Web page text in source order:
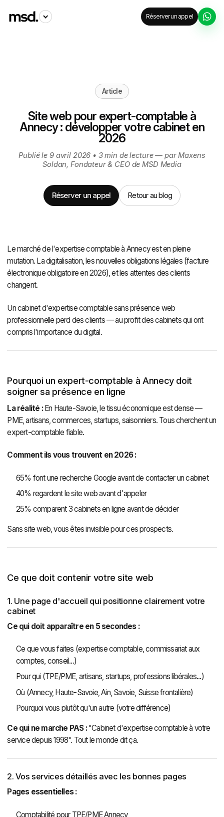
Réserver un appel
Article
Site web pour expert-comptable à
Annecy : développer votre cabinet en
2026
Publié le 9 avril 2026 • 3 min de lecture — parMaxens
Soldan, Fondateur & CEO de MSD Media
Réserver un appel Retour au blog
Le marché de l'expertise comptable à Annecy est en pleine
mutation. La digitalisation, les nouvelles obligations légales (facture
électronique obligatoire en 2026), et les attentes des clients
changent.
Un cabinet d'expertise comptable sans présence web
professionnelle perd des clients — au profit des cabinets qui ont
compris l'importance du digital.
Pourquoi un expert-comptable à Annecy doit
soigner sa présence en ligne
La réalité :En Haute-Savoie, le tissu économique est dense —
PME, artisans, commerces, startups, saisonniers. Tous cherchent un
expert-comptable fiable.
Comment ils vous trouvent en 2026 :
65% font une recherche Google avant de contacter un cabinet
40% regardent le site web avant d'appeler
25% comparent 3 cabinets en ligne avant de décider
Sans site web, vous êtes invisible pour ces prospects.
Ce que doit contenir votre site web
1. Une page d'accueil qui positionne clairement votre
cabinet
Ce qui doit apparaître en 5 secondes :
Ce que vous faites (expertise comptable, commissariat aux
comptes, conseil...)
Pour qui (TPE/PME, artisans, startups, professions libérales...)
Où (Annecy, Haute-Savoie, Ain, Savoie, Suisse frontalière)
Pourquoi vous plutôt qu'un autre (votre différence)
Ce qui ne marche PAS :"Cabinet d'expertise comptable à votre
service depuis 1998". Tout le monde dit ça.
2. Vos services détaillés avec les bonnes pages
Pages essentielles :
Comptabilité pour TPE/PME Annecy